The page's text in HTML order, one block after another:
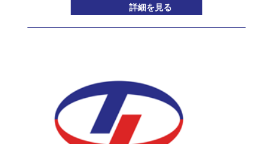
レートカラーのオレンジをDにそれぞれあてはめていま
す。 今後、ファブデッキ事業を展開する伊藤忠丸紅住商
詳細を見る